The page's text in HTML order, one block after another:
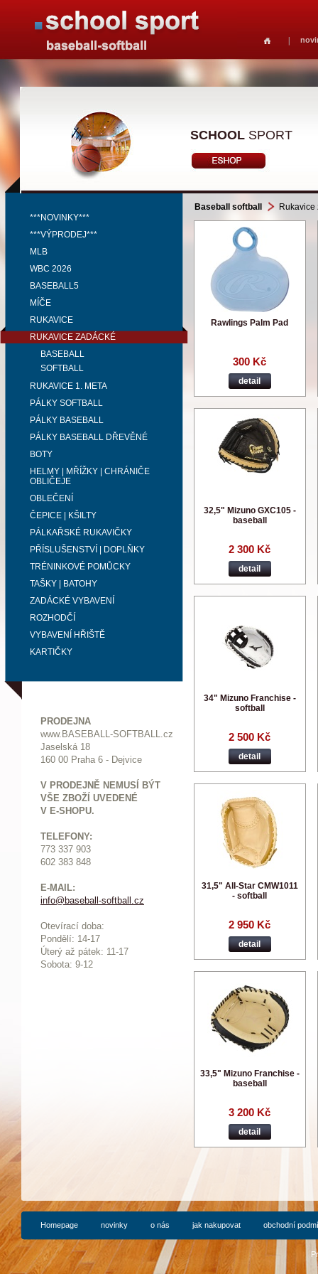
SCHOOL SPORT
***NOVINKY***
***VÝPRODEJ***
MLB
WBC 2026
BASEBALL5
MÍČE
RUKAVICE
RUKAVICE ZADÁCKÉ
BASEBALL
SOFTBALL
RUKAVICE 1. META
PÁLKY SOFTBALL
PÁLKY BASEBALL
PÁLKY BASEBALL DŘEVĚNÉ
BOTY
HELMY | MŘÍŽKY | CHRÁNIČE
OBLIČEJE
OBLEČENÍ
ČEPICE | KŠILTY
PÁLKAŘSKÉ RUKAVIČKY
PŘÍSLUŠENSTVÍ | DOPLŇKY
TRÉNINKOVÉ POMŮCKY
TAŠKY | BATOHY
ZADÁCKÉ VYBAVENÍ
ROZHODČÍ
VYBAVENÍ HŘIŠTĚ
KARTIČKY
PRODEJNA
www.BASEBALL-SOFTBALL.cz
Jaselská 18
160 00 Praha 6 - Dejvice
V PRODEJNĚ NEMUSÍ BÝT
VŠE ZBOŽÍ UVEDENÉ
V E-SHOPU.
TELEFONY:
773 337 903
602 383 848
E-MAIL:
info@baseball-softball.cz
Otevírací doba:
Pondělí: 14-17
Úterý až pátek: 11-17
Sobota: 9-12
Baseball softball Rukavice
Rawlings Palm Pad
300 Kč
detail
32,5" Mizuno GXC105 -
baseball
2 300 Kč
detail
34" Mizuno Franchise -
softball
2 500 Kč
detail
31,5" All-Star CMW1011
- softball
2 950 Kč
detail
33,5" Mizuno Franchise -
baseball
3 200 Kč
detail
Homepage novinky o nás jak nakupovat obchodní